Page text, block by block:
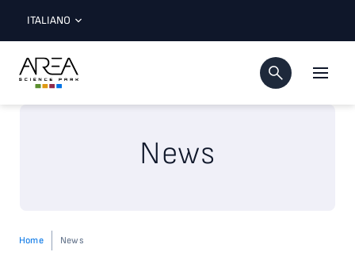
ITALIANO
News
Home News